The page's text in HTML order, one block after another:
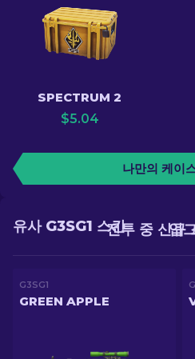
SPECTRUM 2
$5.04
나만의 케이
업
전투 중 신규
유사 G3SG1 스킨
G3SG1
GREEN APPLE